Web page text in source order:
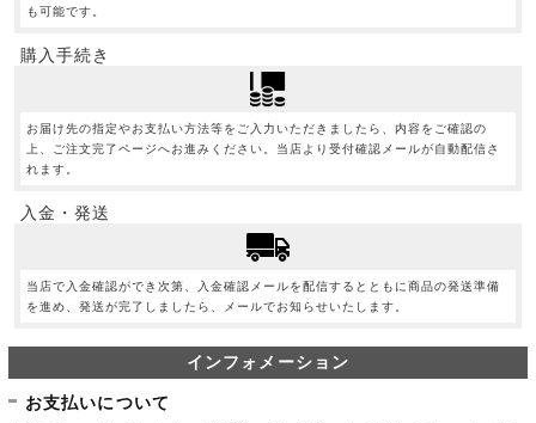
も可能です。
購入手続き
お届け先の指定やお支払い方法等をご入力いただきましたら、内容をご確認の
上、ご注文完了ページへお進みください。当店より受付確認メールが自動配信さ
れます。
入金・発送
当店で入金確認ができ次第、入金確認メールを配信するとともに商品の発送準備
を進め、発送が完了しましたら、メールでお知らせいたします。
インフォメーション
お支払いについて